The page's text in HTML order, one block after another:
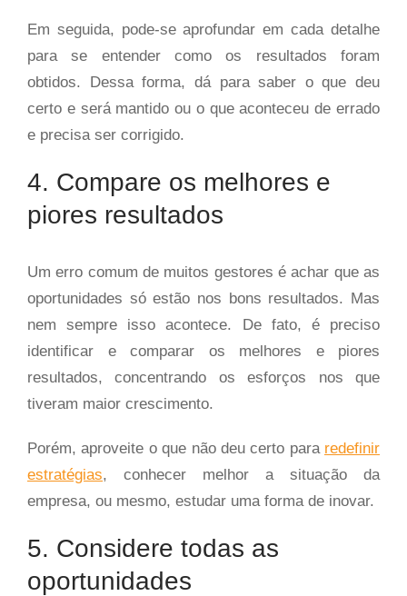
Em seguida, pode-se aprofundar em cada detalhe
para se entender como os resultados foram
obtidos. Dessa forma, dá para saber o que deu
certo e será mantido ou o que aconteceu de errado
e precisa ser corrigido.
4. Compare os melhores e
piores resultados
Um erro comum de muitos gestores é achar que as
oportunidades só estão nos bons resultados. Mas
nem sempre isso acontece. De fato, é preciso
identificar e comparar os melhores e piores
resultados, concentrando os esforços nos que
tiveram maior crescimento.
Porém, aproveite o que não deu certo para redefinir
estratégias, conhecer melhor a situação da
empresa, ou mesmo, estudar uma forma de inovar.
5. Considere todas as
oportunidades